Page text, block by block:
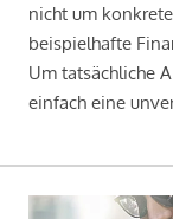
nicht um
beispielhafte
Um tatsächliche
einfach eine